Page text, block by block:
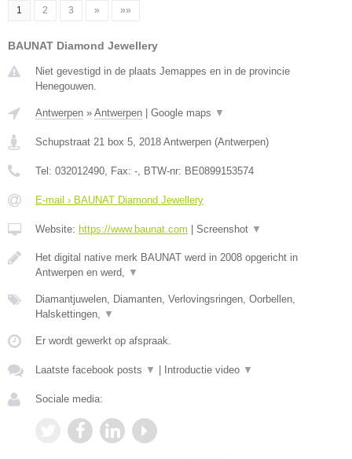
1 2 3 » »»
BAUNAT Diamond Jewellery
Niet gevestigd in de plaats Jemappes en in de provincie
Henegouwen.
Antwerpen » Antwerpen Google maps ▼
Schupstraat 21 box 5, 2018 Antwerpen (Antwerpen)
Tel: 032012490, Fax: -, BTW-nr: BE0899153574
E-mail › BAUNAT Diamond Jewellery
Website: https://www.baunat.com Screenshot ▼
Het digital native merk BAUNAT werd in 2008 opgericht in
Antwerpen en werd, ▼
Diamantjuwelen, Diamanten, Verlovingsringen, Oorbellen,
Halskettingen, ▼
Er wordt gewerkt op afspraak.
Laatste facebook posts ▼ Introductie video ▼
Sociale media: